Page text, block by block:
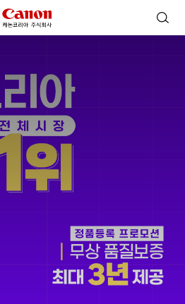
캐논코리아 주식회사 로고 검색 열기